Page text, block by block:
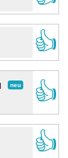
👍
neu
👍
👍